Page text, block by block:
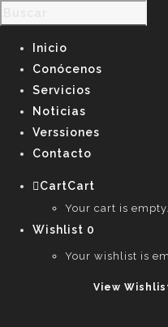
Inicio
Conócenos
Servicios
Noticias
Verssiones
Contacto
CartCart
Your cart is empty.
Wishlist 0
Your wishlist is
View